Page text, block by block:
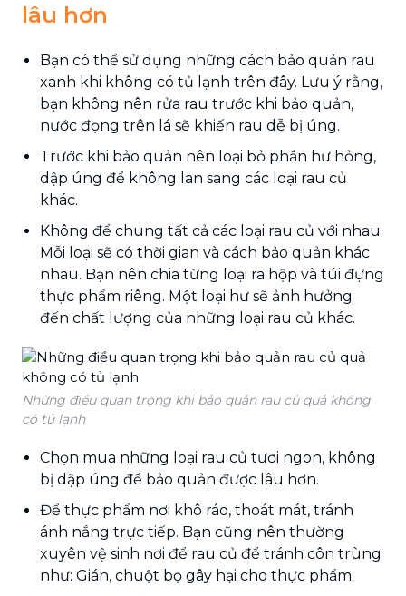
lâu hơn
Bạn có thể sử dụng những cách bảo quản rau
xanh khi không có tủ lạnh trên đây. Lưu ý rằng,
bạn không nên rửa rau trước khi bảo quản,
nước đọng trên lá sẽ khiến rau dễ bị úng.
Trước khi bảo quản nên loại bỏ phần hư hỏng,
dập úng để không lan sang các loại rau củ
khác.
Không để chung tất cả các loại rau củ với nhau.
Mỗi loại sẽ có thời gian và cách bảo quản khác
nhau. Bạn nên chia từng loại ra hộp và túi đựng
thực phẩm riêng. Một loại hư sẽ ảnh hưởng
đến chất lượng của những loại rau củ khác.
Những điều quan trọng khi bảo quản rau củ quả không
có tủ lạnh
Chọn mua những loại rau củ tươi ngon, không
bị dập úng để bảo quản được lâu hơn.
Để thực phẩm nơi khô ráo, thoát mát, tránh
ánh nắng trực tiếp. Bạn cũng nên thường
xuyên vệ sinh nơi để rau củ để tránh côn trùng
như: Gián, chuột bọ gây hại cho thực phẩm.